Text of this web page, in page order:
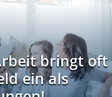
bringt oft
ein als